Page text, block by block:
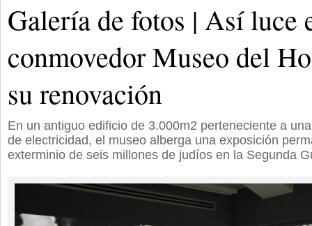
Galería de fotos | Así luce
conmovedor Museo del
su renovación
En un antiguo edificio de 3.000m2 perteneciente a
de electricidad, el museo alberga una exposición
exterminio de seis millones de judíos en la Segunda